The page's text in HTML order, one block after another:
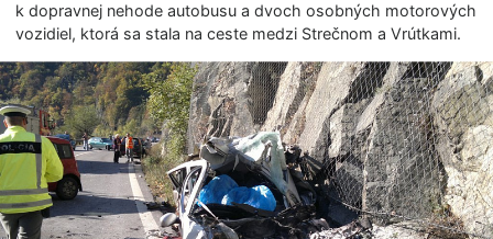
k dopravnej nehode autobusu a dvoch osobných motorových
vozidiel, ktorá sa stala na ceste medzi Strečnom a Vrútkami.